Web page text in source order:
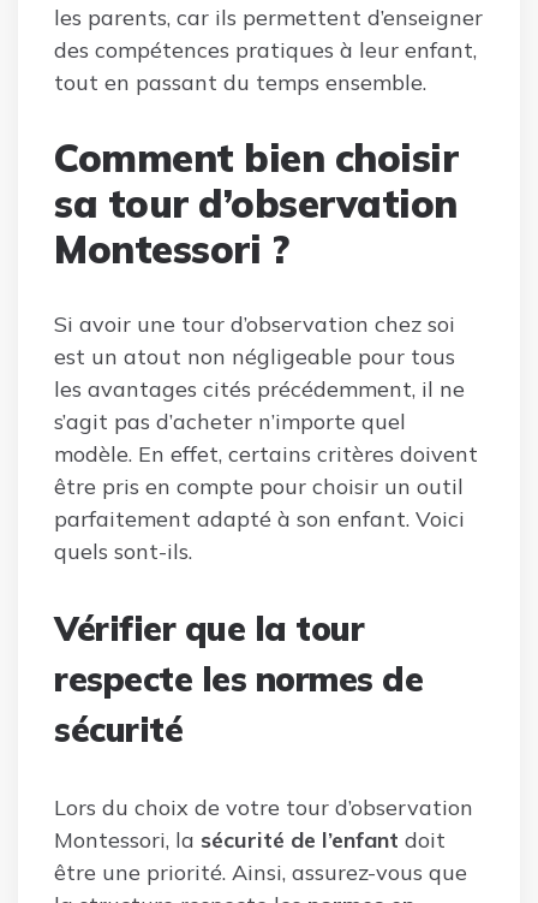
les parents, car ils permettent d’enseigner
des compétences pratiques à leur enfant,
tout en passant du temps ensemble.
Comment bien choisir
sa tour d’observation
Montessori ?
Si avoir une tour d’observation chez soi
est un atout non négligeable pour tous
les avantages cités précédemment, il ne
s’agit pas d’acheter n’importe quel
modèle. En effet, certains critères doivent
être pris en compte pour choisir un outil
parfaitement adapté à son enfant. Voici
quels sont-ils.
Vérifier que la tour
respecte les normes de
sécurité
Lors du choix de votre tour d’observation
Montessori, la sécurité de l’enfant doit
être une priorité. Ainsi, assurez-vous que